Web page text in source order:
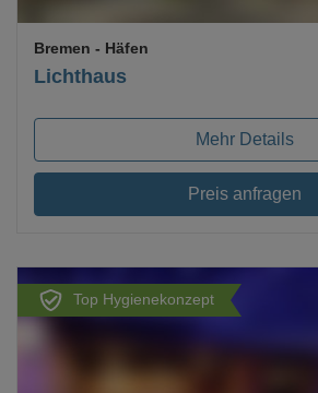
Lichthaus
Bremen - Häfen
Mehr Details
Preis anfragen
Top Hygienekonzept